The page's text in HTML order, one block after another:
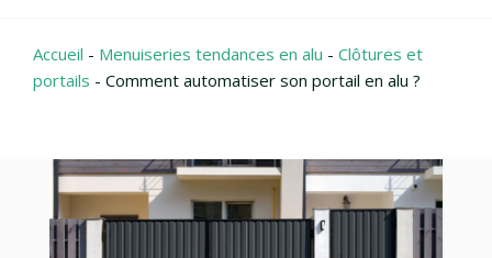
Accueil - Menuiseries tendances en alu - Clôtures et
portails - Comment automatiser son portail en alu ?